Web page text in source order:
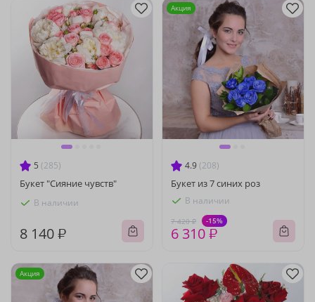
5 (285)
Букет "Сияние чувств"
В наличии
8 140 ₽
4.9 (208)
Букет из 7 синих роз
В наличии
7 420 ₽ -15%
6 310 ₽
Акция
Акция